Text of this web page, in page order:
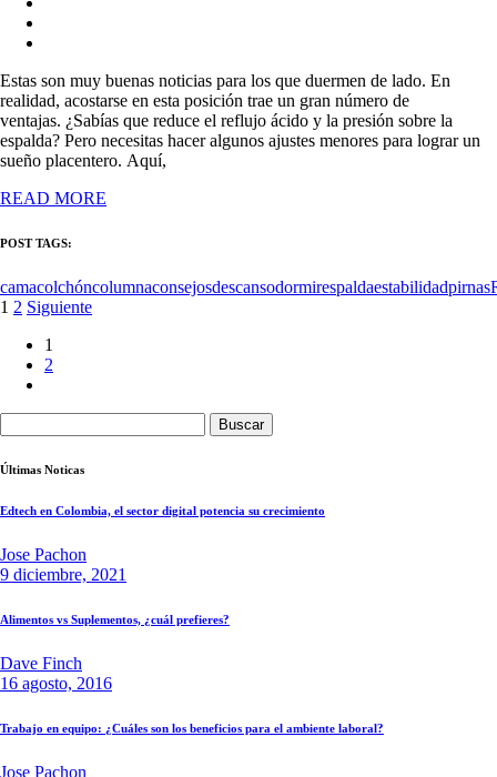
Estas son muy buenas noticias para los que duermen de lado. En
realidad, acostarse en esta posición trae un gran número de
ventajas. ¿Sabías que reduce el reflujo ácido y la presión sobre la
espalda? Pero necesitas hacer algunos ajustes menores para lograr un
sueño placentero. Aquí,
READ MORE
POST TAGS:
camacolchóncolumnaconsejosdescansodormirespaldaestabilidadpirnas
Paginación
entradas
1 2 Siguiente
1
2
Últimas Noticas
Edtech en Colombia, el sector digital potencia su crecimiento
Jose Pachon
9 diciembre, 2021
Alimentos vs Suplementos, ¿cuál prefieres?
Dave Finch
16 agosto, 2016
Trabajo en equipo: ¿Cuáles son los beneficios para el ambiente laboral?
Jose Pachon